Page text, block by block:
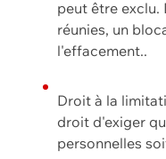
peut être exclu.
réunies, un
l'effacement..
Droit à la
droit d'exiger
personnelles